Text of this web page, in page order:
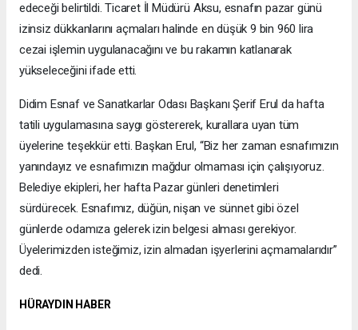
edeceği belirtildi. Ticaret İl Müdürü Aksu, esnafın pazar günü
izinsiz dükkanlarını açmaları halinde en düşük 9 bin 960 lira
cezai işlemin uygulanacağını ve bu rakamın katlanarak
yükseleceğini ifade etti.
Didim Esnaf ve Sanatkarlar Odası Başkanı Şerif Erul da hafta
tatili uygulamasına saygı göstererek, kurallara uyan tüm
üyelerine teşekkür etti. Başkan Erul, “Biz her zaman esnafımızın
yanındayız ve esnafımızın mağdur olmaması için çalışıyoruz.
Belediye ekipleri, her hafta Pazar günleri denetimleri
sürdürecek. Esnafımız, düğün, nişan ve sünnet gibi özel
günlerde odamıza gelerek izin belgesi alması gerekiyor.
Üyelerimizden isteğimiz, izin almadan işyerlerini açmamalarıdır”
dedi.
HÜRAYDIN HABER